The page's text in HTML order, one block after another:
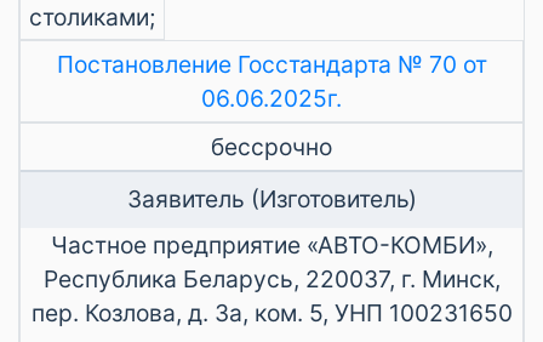
столиками;
Постановление Госстандарта № 70 от
06.06.2025г.
бессрочно
Заявитель (Изготовитель)
Частное предприятие «АВТО-КОМБИ»,
Республика Беларусь, 220037, г. Минск,
пер. Козлова, д. 3а, ком. 5, УНП 100231650